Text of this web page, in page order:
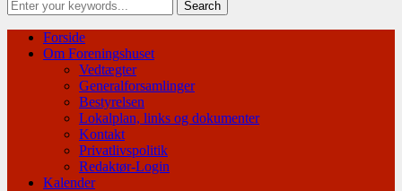
Forside
Om Foreningshuset
Vedtægter
Generalforsamlinger
Bestyrelsen
Lokalplan, links og dokumenter
Kontakt
Privatlivspolitik
Redaktør-Login
Kalender